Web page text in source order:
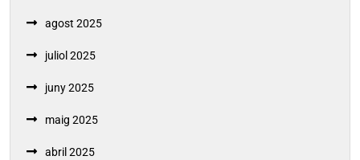
agost 2025
juliol 2025
juny 2025
maig 2025
abril 2025